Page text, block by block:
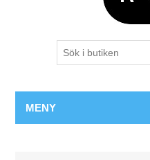
MENY